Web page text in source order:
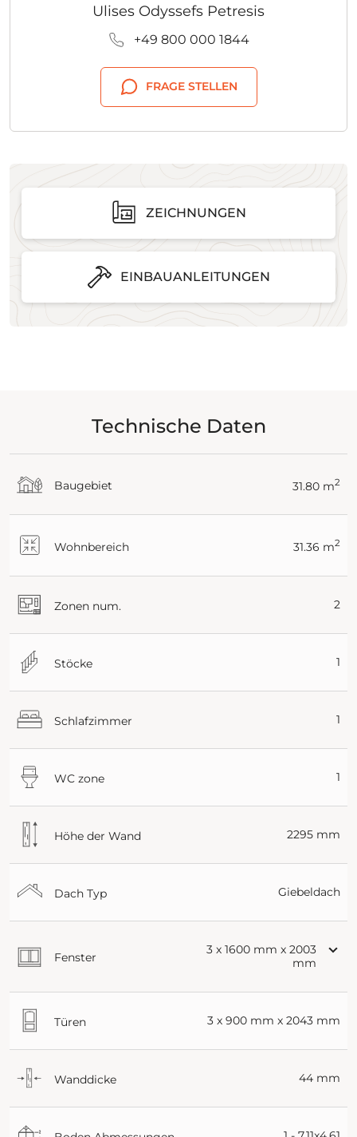
Ulises Odyssefs Petresis
+49 800 000 1844
FRAGE STELLEN
ZEICHNUNGEN
EINBAUANLEITUNGEN
Technische Daten
Baugebiet 31.80 m2
Wohnbereich 31.36 m2
Zonen num. 2
Stöcke 1
Schlafzimmer 1
WC zone 1
Höhe der Wand 2295 mm
Dach Typ Giebeldach
Fenster
3 x 1600 mm x 2003
mm
Türen 3 x 900 mm x 2043 mm
Wanddicke 44 mm